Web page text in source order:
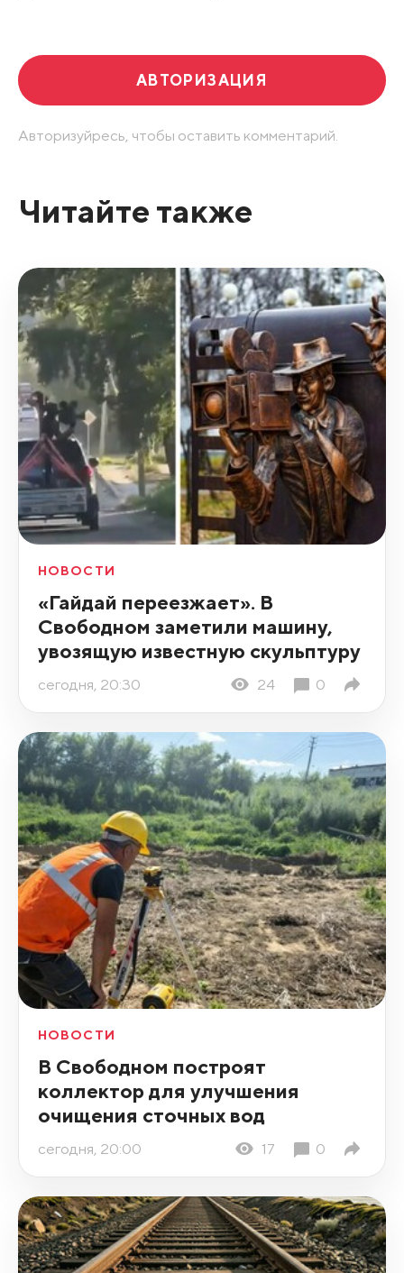
АВТОРИЗАЦИЯ
Авторизуйресь, чтобы оставить комментарий.
Читайте также
НОВОСТИ
«Гайдай переезжает». В
Свободном заметили машину,
увозящую известную скульптуру
сегодня, 20:30 24 0
НОВОСТИ
В Свободном построят
коллектор для улучшения
очищения сточных вод
сегодня, 20:00 17 0